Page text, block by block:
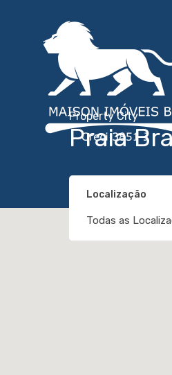
Property City
Praia
Localização
Todas as